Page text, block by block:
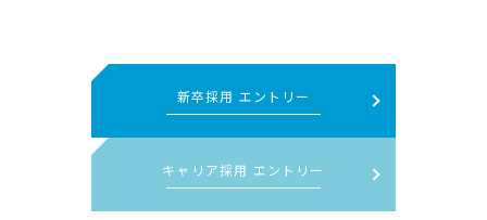
新卒採用 エントリー
キャリア採用 エントリー